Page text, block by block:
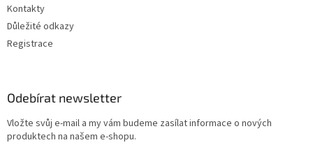
Kontakty
Důležité odkazy
Registrace
Odebírat newsletter
Vložte svůj e-mail a my vám budeme zasílat informace o nových
produktech na našem e-shopu.